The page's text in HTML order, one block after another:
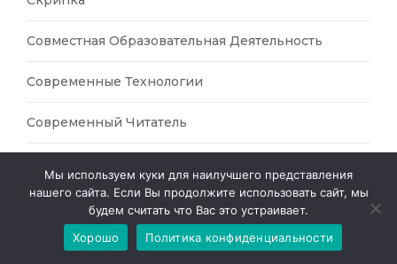
Совместная Образовательная Деятельность
Современные Технологии
Современный Читатель
Спортивные Бальные Танцы
Спортивные Игры
Мы используем куки для наилучшего представления
нашего сайта. Если Вы продолжите использовать сайт, мы
будем считать что Вас это устраивает.
Хорошо
Политика конфиденциальности